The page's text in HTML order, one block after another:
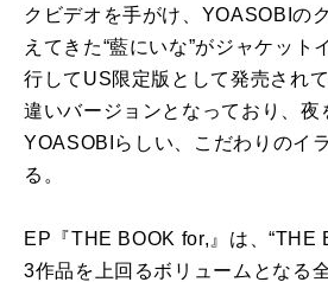
クビデオを手がけ、YOASOBIの
えてきた“藍にいな”がジャケット
行してUS限定版として発売され
違いバージョンとなっており、夜
YOASOBIらしい、こだわりのイ
る。
EP『THE BOOK for,』は、“THE
3作品を上回るボリュームとなる